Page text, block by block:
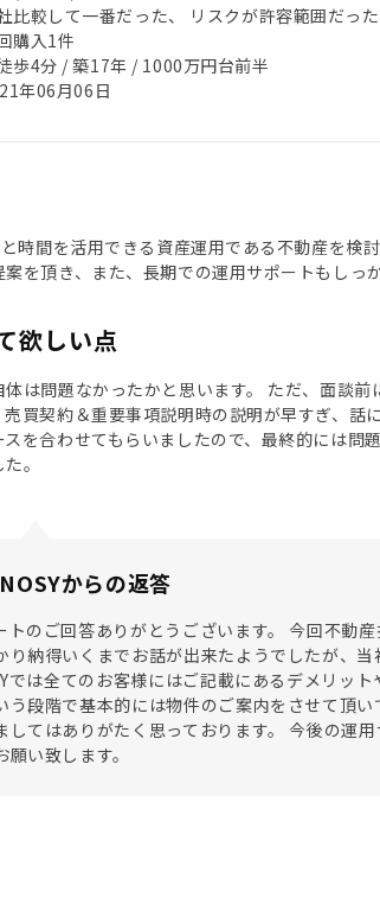
比較して一番だった、 リスクが許容範囲だっ
購入1件
歩4分 / 築17年 / 1000万円台前半
年06月06日
時間を活用できる資産運用である不動産を検
を頂き、また、長期での運用サポートもしっ
欲しい点
は問題なかったかと思います。 ただ、面談
売買契約＆重要事項説明時の説明が早すぎ、
スを合わせてもらいましたので、最終的には
。
からの返答
トのご回答ありがとうございます。 今回不動
り納得いくまでお話が出来たようでしたが、
では全てのお客様にはご記載にあるデメリッ
う段階で基本的には物件のご案内をさせて頂
してはありがたく思っております。 今後の運
願い致します。